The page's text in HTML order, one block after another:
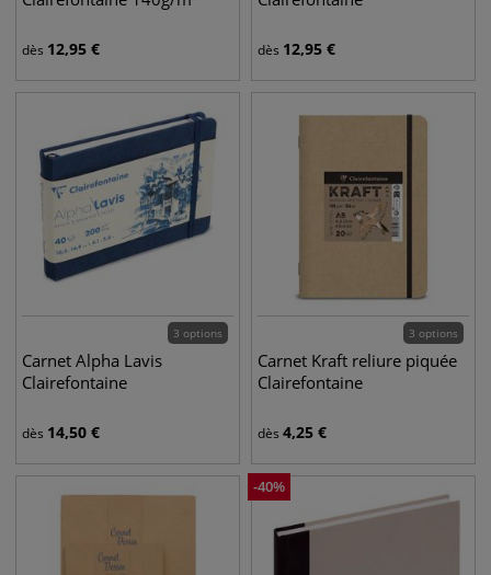
dès 12,95 € dès 12,95 €
3 options
Carnet Alpha Lavis
Clairefontaine
dès 14,50 €
3 options
Carnet Kraft reliure piquée
Clairefontaine
dès 4,25 €
-40%